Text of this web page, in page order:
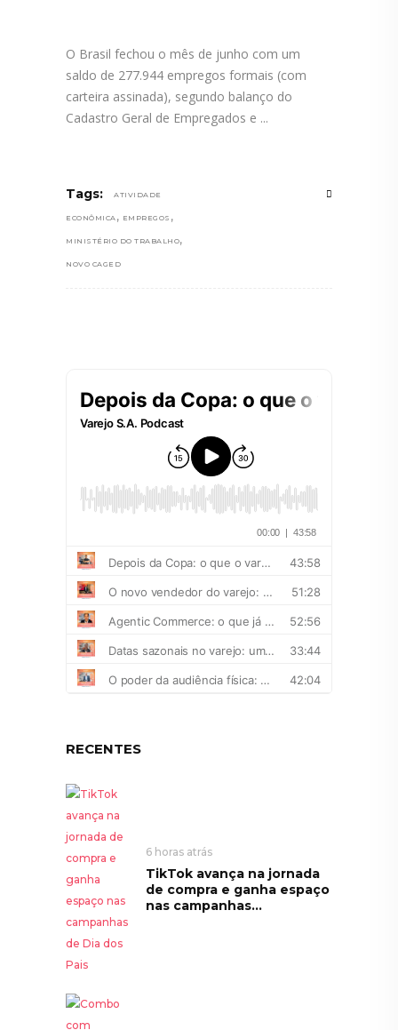
O Brasil fechou o mês de junho com um
saldo de 277.944 empregos formais (com
carteira assinada), segundo balanço do
Cadastro Geral de Empregados e
Tags: ATIVIDADE
ECONÔMICA , EMPREGOS ,
MINISTÉRIO DO TRABALHO,
NOVO CAGED
RECENTES
6 horas atrás
TikTok avança na jornada
de compra e ganha espaço
nas campanhas...